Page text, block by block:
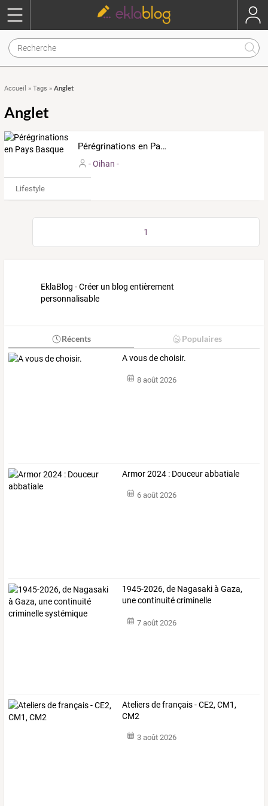
Accueil » Tags » Anglet
Anglet
Pérégrinations en Pays Basque
- Oihan -
Lifestyle
1
EklaBlog - Créer un blog entièrement
personnalisable
Récents Populaires
A vous de choisir.
8 août 2026
Armor 2024 : Douceur abbatiale
6 août 2026
1945-2026, de Nagasaki à Gaza,
une continuité criminelle
7 août 2026
Ateliers de français - CE2, CM1,
CM2
3 août 2026